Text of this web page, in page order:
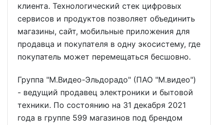
клиента. Технологический стек цифровых
сервисов и продуктов позволяет объединить
магазины, сайт, мобильные приложения для
продавца и покупателя в одну экосистему, где
покупатель может перемещаться бесшовно.
Группа "М.Видео-Эльдорадо" (ПАО "М.видео")
- ведущий продавец электроники и бытовой
техники. По состоянию на 31 декабря 2021
года в группе 599 магазинов под брендом